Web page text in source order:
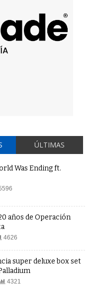
ÚLTIMAS
Was Ending ft.
años de Operación
4626
super deluxe box set
4321